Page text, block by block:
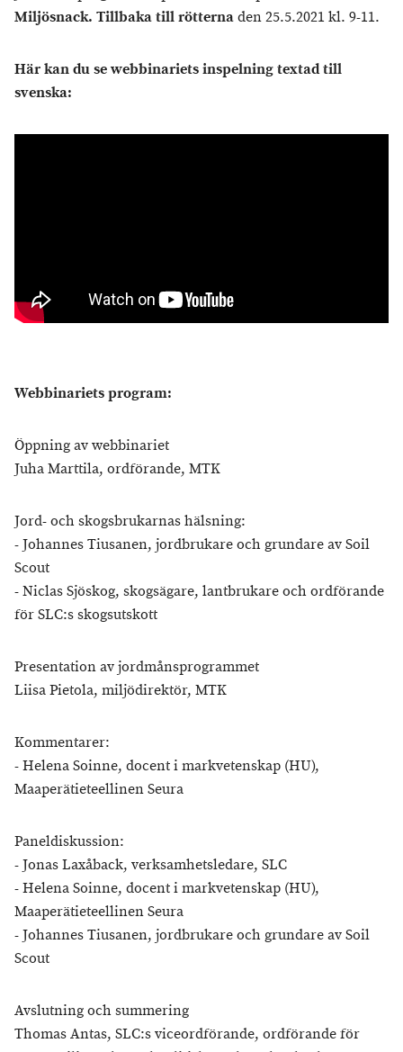
Miljösnack. Tillbaka till rötternaden 25.5.2021 kl. 9-11.
Här kan du se webbinariets inspelning textad till
svenska:
Webbinariets program:
Öppning av webbinariet
Juha Marttila, ordförande, MTK
Jord- och skogsbrukarnas hälsning:
- Johannes Tiusanen, jordbrukare och grundare av Soil
Scout
- Niclas Sjöskog, skogsägare, lantbrukare och ordförande
för SLC:s skogsutskott
Presentation av jordmånsprogrammet
Liisa Pietola, miljödirektör, MTK
Kommentarer:
- Helena Soinne, docent i markvetenskap (HU),
Maaperätieteellinen Seura
Paneldiskussion:
- Jonas Laxåback, verksamhetsledare, SLC
- Helena Soinne, docent i markvetenskap (HU),
Maaperätieteellinen Seura
- Johannes Tiusanen, jordbrukare och grundare av Soil
Scout
Avslutning och summering
Thomas Antas, SLC:s viceordförande, ordförande för